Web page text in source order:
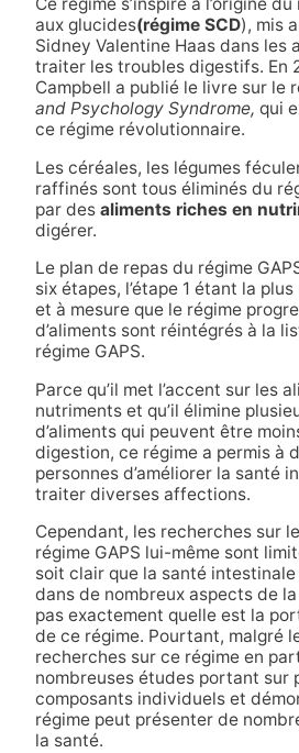
aux glucides(régime SCD), mis
Sidney Valentine Haas dans les
traiter les troubles digestifs. En
Campbell a publié le livre sur le
and Psychology Syndrome, qui
ce régime révolutionnaire.
Les céréales, les légumes
raffinés sont tous éliminés du
par des aliments riches en
digérer.
Le plan de repas du régime
six étapes, l’étape 1 étant la
et à mesure que le régime
d’aliments sont réintégrés à la
régime GAPS.
Parce qu’il met l’accent sur les
nutriments et qu’il élimine
d’aliments qui peuvent être
digestion, ce régime a permis à
personnes d’améliorer la santé
traiter diverses affections.
Cependant, les recherches sur
régime GAPS lui-même sont
soit clair que la santé
dans de nombreux aspects de
pas exactement quelle est la
de ce régime. Pourtant, malgré
recherches sur ce régime en
nombreuses études portant sur
composants individuels et
régime peut présenter de
la santé.